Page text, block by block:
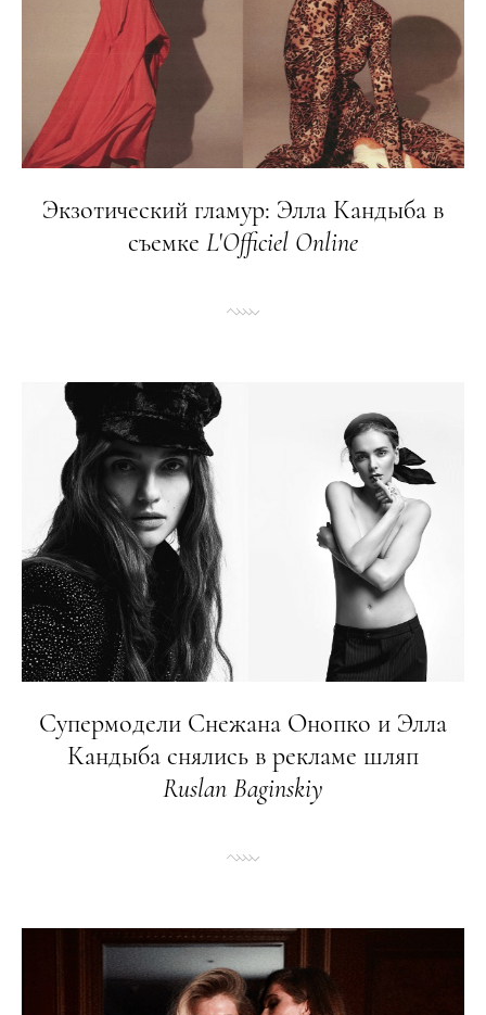
Экзотический гламур: Элла Кандыба в
съемке L'Officiel Online
Супермодели Снежана Онопко и Элла
Кандыба снялись в рекламе шляп
Ruslan Baginskiy